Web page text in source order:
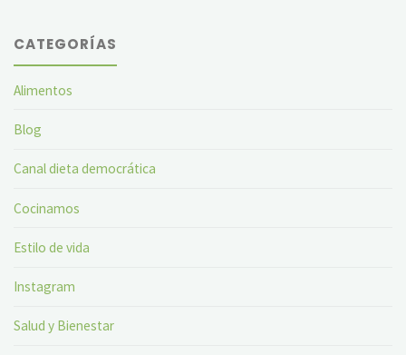
CATEGORÍAS
Alimentos
Blog
Canal dieta democrática
Cocinamos
Estilo de vida
Instagram
Salud y Bienestar